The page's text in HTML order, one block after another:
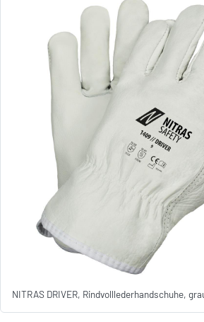
NITRAS DRIVER, Rindvolllederhandschuhe,